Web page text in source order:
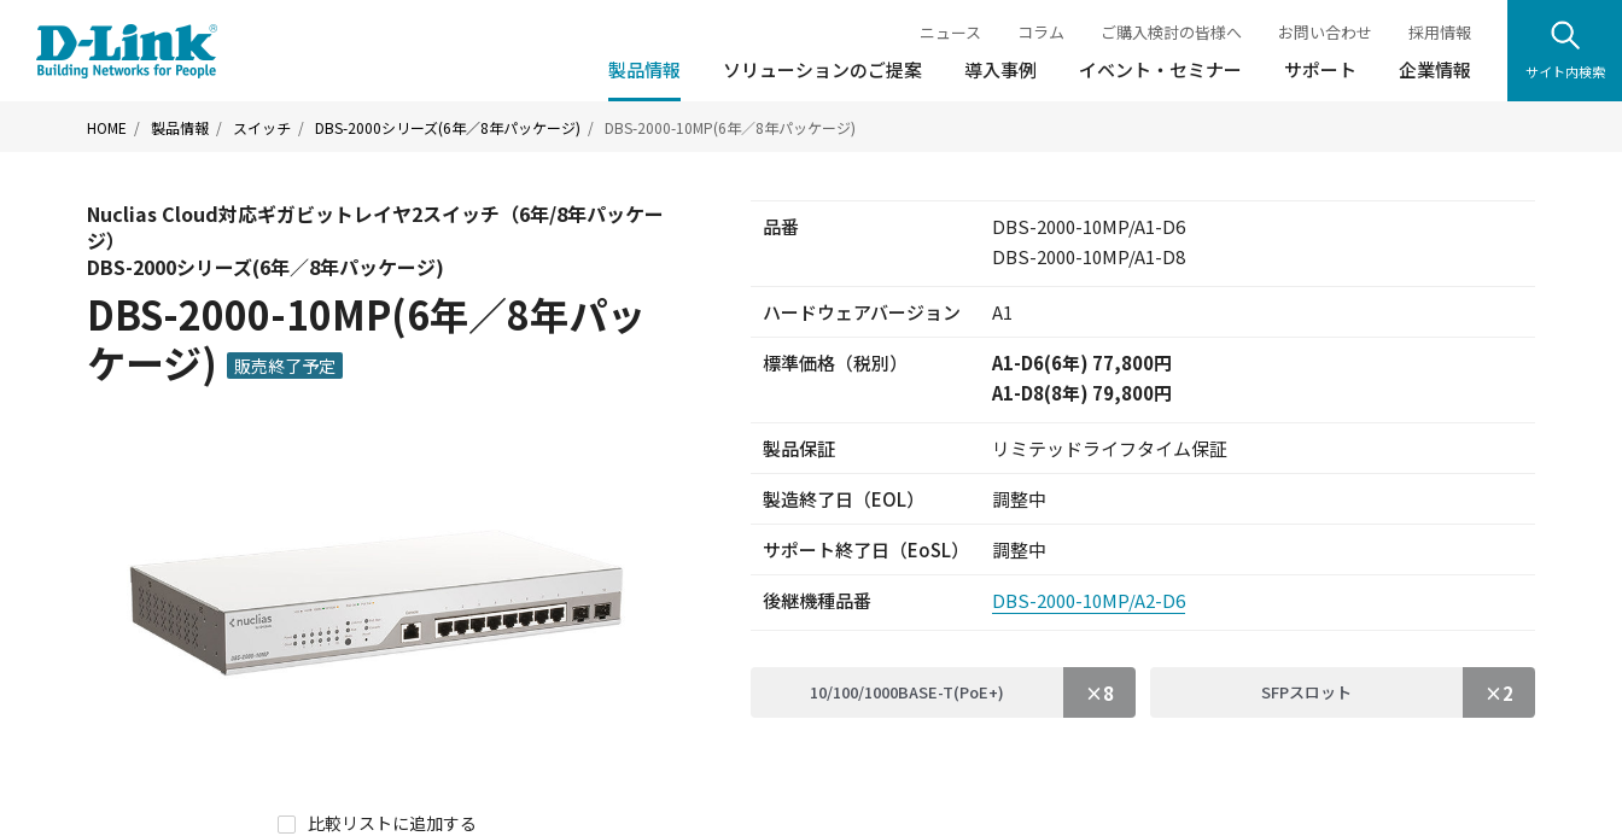
ニュース コラム ご購入検討の皆様へ お問い合わせ 採用情報
製品情報 ソリューションのご提案 導入事例 イベント・セミナー サポート 企業情報 サイト内検索
HOME 製品情報 スイッチ DBS-2000シリーズ(6年／8年パッケージ) DBS-2000-10MP(6年／8年パッケージ)
Nuclias Cloud対応ギガビットレイヤ2スイッチ（6年/8年パッケー
ジ）
DBS-2000シリーズ(6年／8年パッケージ)
DBS-2000-10MP(6年／8年パッ
ケージ)
販売終了予定
比較リストに追加する
品番
DBS-2000-10MP/A1-D6
DBS-2000-10MP/A1-D8
ハードウェアバージョン
A1
標準価格（税別）
A1-D6(6年) 77,800円
A1-D8(8年) 79,800円
製品保証
リミテッドライフタイム保証
製造終了日 （EOL）
調整中
サポート終了日 （EoSL）
調整中
後継機種品番
DBS-2000-10MP/A2-D6
10/100/1000BASE-T(PoE+) ×8 SFPスロット ×2